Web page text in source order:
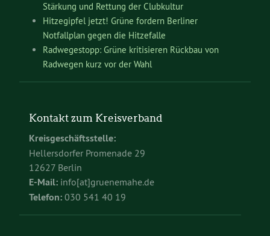
Stärkung und Rettung der Clubkultur
Hitzegipfel jetzt! Grüne fordern Berliner
Notfallplan gegen die Hitzefalle
Radwegestopp: Grüne kritisieren Rückbau von
Radwegen kurz vor der Wahl
Kontakt zum Kreisverband
Kreisgeschäftsstelle:
Hellersdorfer Promenade 29
12627 Berlin
E-Mail: info[at]gruenemahe.de
Telefon: 030 541 40 19